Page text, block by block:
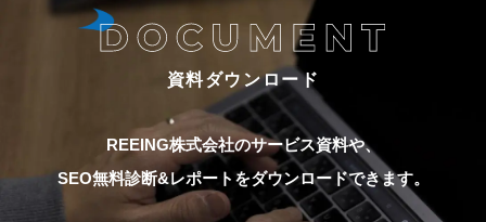
資料ダウンロード
REEING株式会社のサービス資料や、
SEO無料診断&レポートをダウンロードできます。